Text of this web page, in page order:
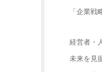
「企業戦
経営者・
未来を見